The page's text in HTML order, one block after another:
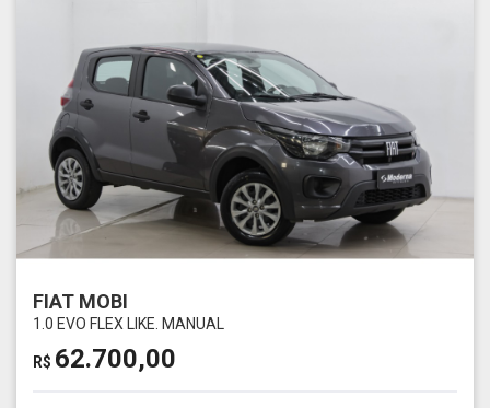
FIAT MOBI
1.0 EVO FLEX LIKE. MANUAL
R$ 62.700,00